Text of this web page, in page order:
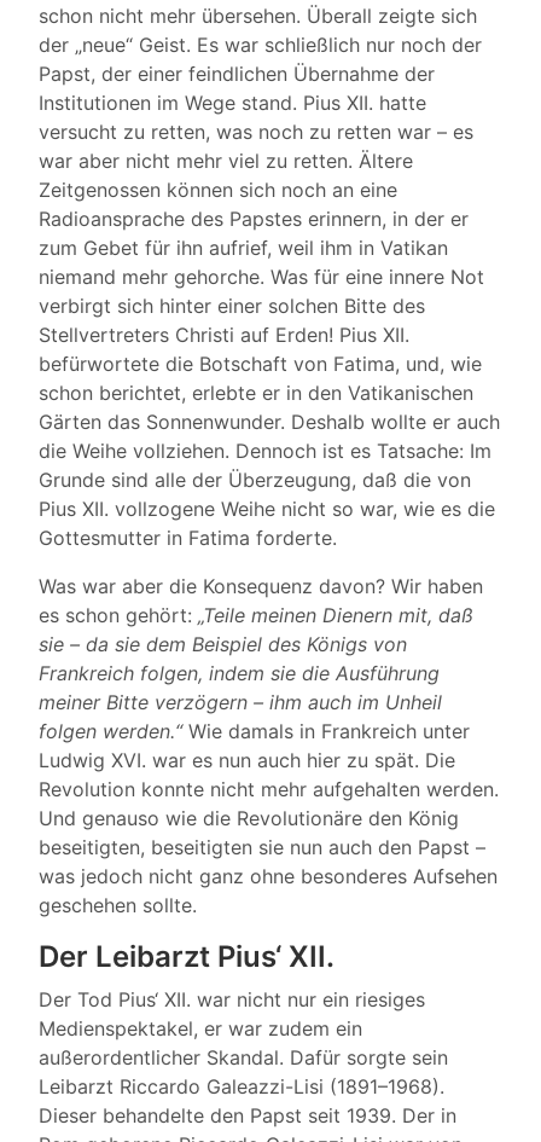
schon nicht mehr übersehen. Überall zeigte sich
der „neue“ Geist. Es war schließlich nur noch der
Papst, der einer feindlichen Übernahme der
Institutionen im Wege stand. Pius XII. hatte
versucht zu retten, was noch zu retten war – es
war aber nicht mehr viel zu retten. Ältere
Zeitgenossen können sich noch an eine
Radioansprache des Papstes erinnern, in der er
zum Gebet für ihn aufrief, weil ihm in Vatikan
niemand mehr gehorche. Was für eine innere Not
verbirgt sich hinter einer solchen Bitte des
Stellvertreters Christi auf Erden! Pius XII.
befürwortete die Botschaft von Fatima, und, wie
schon berichtet, erlebte er in den Vatikanischen
Gärten das Sonnenwunder. Deshalb wollte er auch
die Weihe vollziehen. Dennoch ist es Tatsache: Im
Grunde sind alle der Überzeugung, daß die von
Pius XII. vollzogene Weihe nicht so war, wie es die
Gottesmutter in Fatima forderte.
Was war aber die Konsequenz davon? Wir haben
es schon gehört: „Teile meinen Dienern mit, daß
sie – da sie dem Beispiel des Königs von
Frankreich folgen, indem sie die Ausführung
meiner Bitte verzögern – ihm auch im Unheil
folgen werden.“Wie damals in Frankreich unter
Ludwig XVI. war es nun auch hier zu spät. Die
Revolution konnte nicht mehr aufgehalten werden.
Und genauso wie die Revolutionäre den König
beseitigten, beseitigten sie nun auch den Papst –
was jedoch nicht ganz ohne besonderes Aufsehen
geschehen sollte.
Der Leibarzt Pius‘ XII.
Der Tod Pius‘ XII. war nicht nur ein riesiges
Medienspektakel, er war zudem ein
außerordentlicher Skandal. Dafür sorgte sein
Leibarzt Riccardo Galeazzi-Lisi (1891–1968).
Dieser behandelte den Papst seit 1939. Der in